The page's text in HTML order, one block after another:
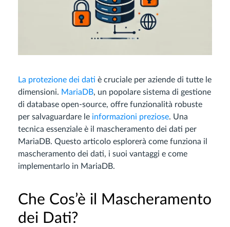
La protezione dei dati è cruciale per aziende di tutte le
dimensioni. MariaDB, un popolare sistema di gestione
di database open-source, offre funzionalità robuste
per salvaguardare le informazioni preziose. Una
tecnica essenziale è il mascheramento dei dati per
MariaDB. Questo articolo esplorerà come funziona il
mascheramento dei dati, i suoi vantaggi e come
implementarlo in MariaDB.
Che Cos’è il Mascheramento
dei Dati?